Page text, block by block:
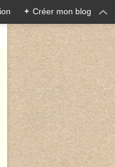
+ Créer mon blog